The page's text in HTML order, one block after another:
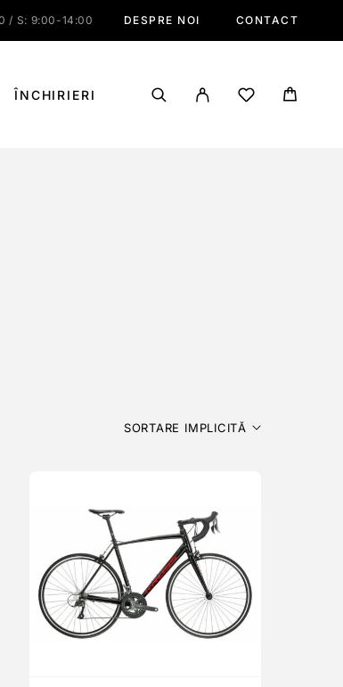
/ S: 9:00-14:00 DESPRE NOI CONTACT
ÎNCHIRIERI
SORTARE IMPLICITĂ